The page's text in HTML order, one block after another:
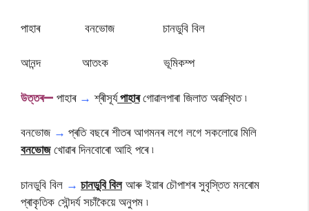
পাহাৰ বনভোজ চানডুবি বিল
আনন্দ আতংক ভূমিকম্প
উত্তৰ— পাহাৰ → শ্ৰীসূৰ্যপাহাৰগোৱালপাৰা জিলাত অৱস্থিত ৷
বনভোজ → প্ৰতি বছৰে শীতৰ আগমনৰ লগে লগে সকলোৱে মিলি
বনভোজখোৱাৰ দিনবোৰো আহি পৰে ৷
চানডুবি বিল → চানডুবি বিলআৰু ইয়াৰ চৌপাশৰ সুবৃস্তিত মনৰোম
প্ৰাকৃতিক সৌন্দৰ্য সচাঁকৈয়ে অনুপম ৷